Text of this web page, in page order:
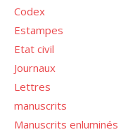
Codex
Estampes
Etat civil
Journaux
Lettres
manuscrits
Manuscrits enluminés